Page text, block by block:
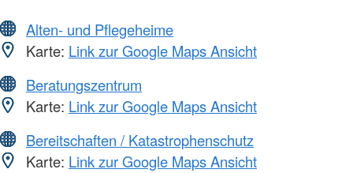
Alten- und Pflegeheime
Karte: Link zur Google Maps Ansicht
Beratungszentrum
Karte: Link zur Google Maps Ansicht
Bereitschaften / Katastrophenschutz
Karte: Link zur Google Maps Ansicht